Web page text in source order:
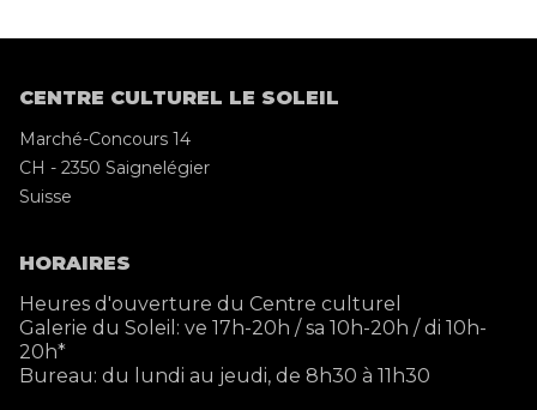
CENTRE CULTUREL LE SOLEIL
Marché-Concours 14
CH - 2350 Saignelégier
Suisse
HORAIRES
Heures d'ouverture du Centre culturel
Galerie du Soleil: ve 17h-20h / sa 10h-20h / di 10h-
20h*
Bureau: du lundi au jeudi, de 8h30 à 11h30